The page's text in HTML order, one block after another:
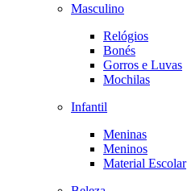
Masculino
Relógios
Bonés
Gorros e Luvas
Mochilas
Infantil
Meninas
Meninos
Material Escolar